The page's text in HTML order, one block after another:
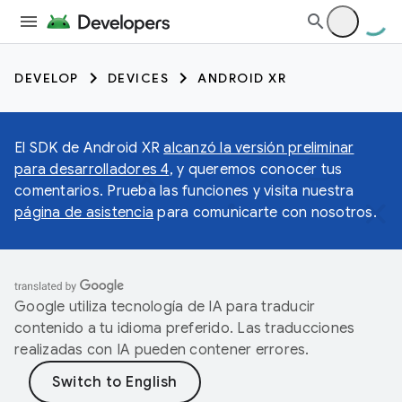
DEVELOP DEVICES ANDROID XR
El SDK de Android XRalcanzó la versión preliminar
para desarrolladores 4, y queremos conocer tus
comentarios. Prueba las funciones y visita nuestra
página de asistencia para comunicarte con nosotros.
Google utiliza tecnología de IA para traducir
contenido a tu idioma preferido. Las traducciones
realizadas con IA pueden contener errores.